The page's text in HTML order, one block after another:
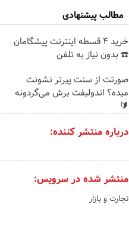
مطالب پیشنهادی
خرید 4 قسطه اینترنت پیشگامان
☎️ بدون نیاز به تلفن
صورتت از سنت پیرتر نشونت
میده؟ اندولیفت برش می‌گردونه
🔰
درباره منتشر کننده:
منتشر شده در سرویس:
تجارت و بازار